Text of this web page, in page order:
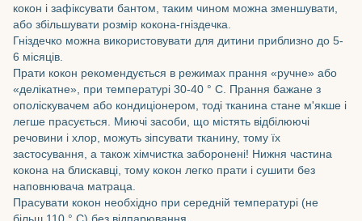
кокон і зафіксувати бантом, таким чином можна зменшувати,
або збільшувати розмір кокона-гніздечка.
Гніздечко можна використовувати для дитини приблизно до 5-
6 місяців.
Прати кокон рекомендується в режимах прання «ручне» або
«делікатне», при температурі 30-40 ° C. Прання бажане з
ополіскувачем або кондиціонером, тоді тканина стане м'якше і
легше прасується. Миючі засоби, що містять відбілюючі
речовини і хлор, можуть зіпсувати тканину, тому їх
застосування, а також хімчистка заборонені! Нижня частина
кокона на блискавці, тому кокон легко прати і сушити без
наповнювача матраца.
Прасувати кокон необхідно при середній температурі (не
більш 110 ° C) без відпарювання.